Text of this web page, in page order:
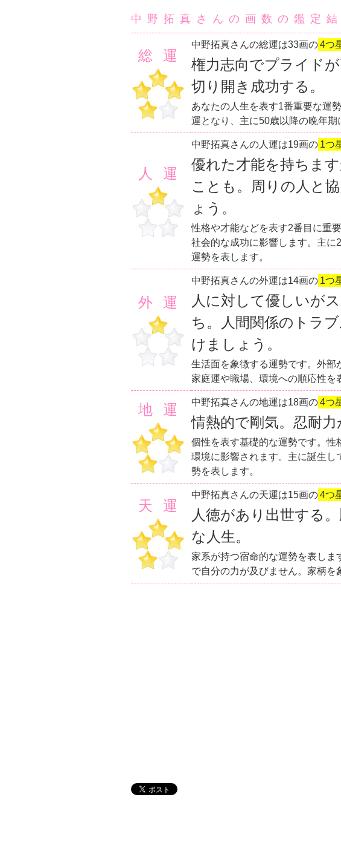
中野拓真さんの画数の鑑定結
総運
中野拓真さんの総運は33画の4つ
権力志向でプライド
切り開き成功する。
あなたの人生を表す1番重要な運
運となり、主に50歳以降の晩年期
人運
中野拓真さんの人運は19画の 1つ
優れた才能を持ちま
ことも。周りの人と
ょう。
性格や才能などを表す2番目に重
社会的な成功に影響します。主
運勢を表します。
外運
中野拓真さんの外運は14画の 1つ
人に対して優しいが
ち。人間関係のトラ
けましょう。
生活面を象徴する運勢です。外部
家庭運や職場、環境への順応性を
地運 中野拓真さんの地運は18画の4つ
情熱的で剛気。忍耐力
個性を表す基礎的な運勢です。性
環境に影響されます。主に誕生
勢を表します。
天運
中野拓真さんの天運は15画の4つ
人徳があり出世する
な人生。
家系が持つ宿命的な運勢を表し
で自分の力が及びません。家柄を